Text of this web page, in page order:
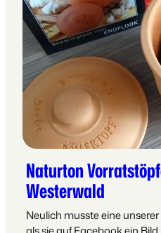
Naturton
Westerwald
Neulich musste eine